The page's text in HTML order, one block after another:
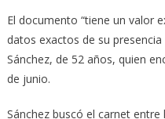
El documento “tiene un valor
datos exactos de su
Sánchez, de 52 años, quien
de junio.
Sánchez buscó el carnet